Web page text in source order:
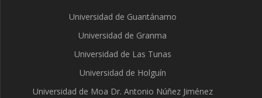
Universidad de Guantánamo
Universidad de Granma
Universidad de Las Tunas
Universidad de Holguín
Universidad de Moa Dr. Antonio Núñez Jiménez